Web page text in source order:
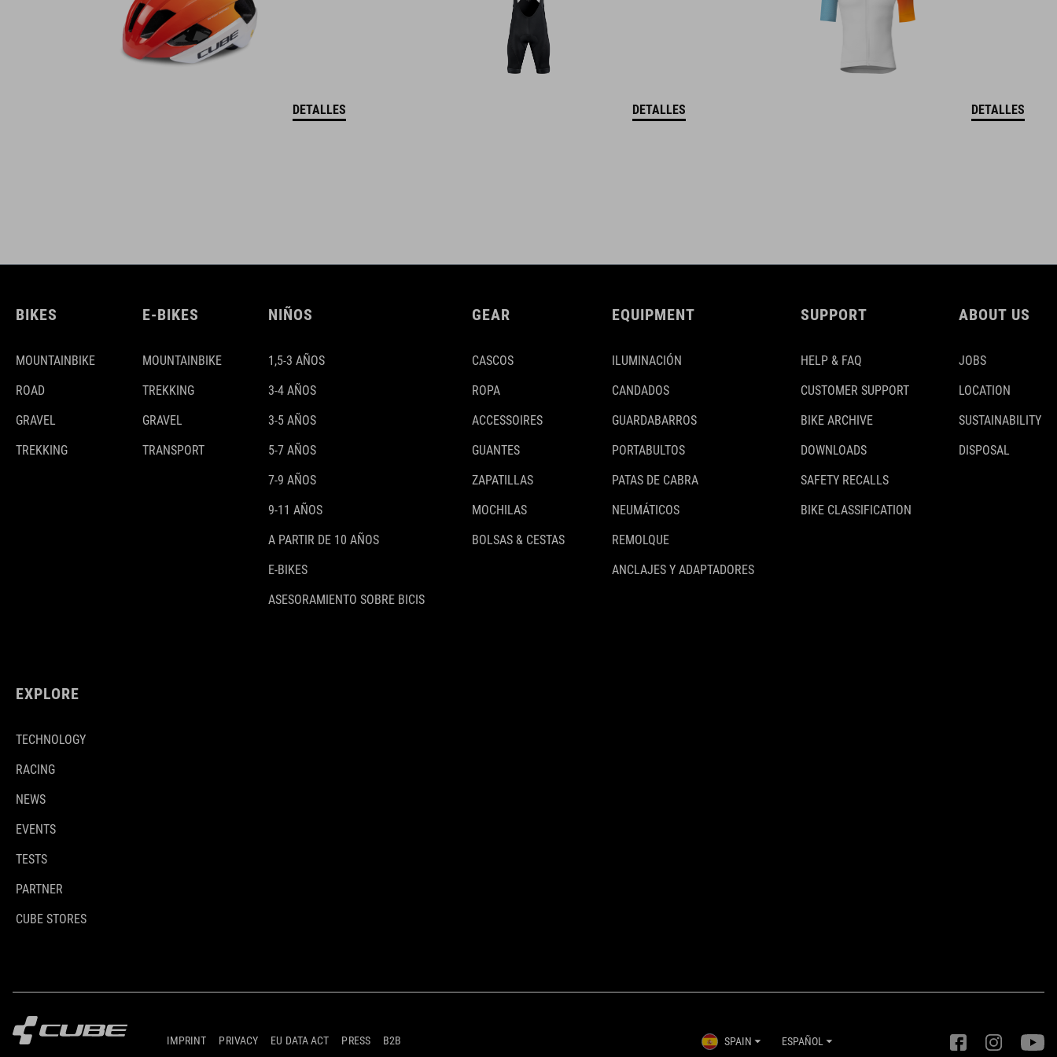
DOWNLOADS
CUBE_Reel-Knob-Disc-Set_Manual_V1-2505
DETALLES DETALLES DETALLES
BIKES
MOUNTAINBIKE
ROAD
GRAVEL
TREKKING
E-BIKES
MOUNTAINBIKE
TREKKING
GRAVEL
TRANSPORT
NIÑOS
1,5-3 AÑOS
3-4 AÑOS
3-5 AÑOS
5-7 AÑOS
7-9 AÑOS
9-11 AÑOS
A PARTIR DE 10 AÑOS
E-BIKES
ASESORAMIENTO SOBRE BICIS
GEAR
CASCOS
ROPA
ACCESSOIRES
GUANTES
ZAPATILLAS
MOCHILAS
BOLSAS & CESTAS
EQUIPMENT
ILUMINACIÓN
CANDADOS
GUARDABARROS
PORTABULTOS
PATAS DE CABRA
NEUMÁTICOS
REMOLQUE
ANCLAJES Y ADAPTADORES
SUPPORT
HELP & FAQ
CUSTOMER SUPPORT
BIKE ARCHIVE
DOWNLOADS
SAFETY RECALLS
BIKE CLASSIFICATION
ABOUT US
JOBS
LOCATION
SUSTAINABILITY
DISPOSAL
EXPLORE
TECHNOLOGY
RACING
NEWS
EVENTS
TESTS
PARTNER
CUBE STORES
IMPRINT PRIVACY EU DATA ACT PRESS B2B SPAIN ESPAÑOL